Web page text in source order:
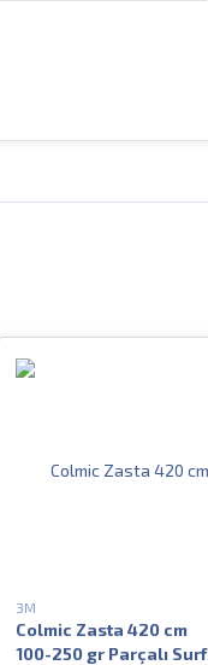
3M
Colmic Zasta 420 cm
100-250 gr Parçalı Surf